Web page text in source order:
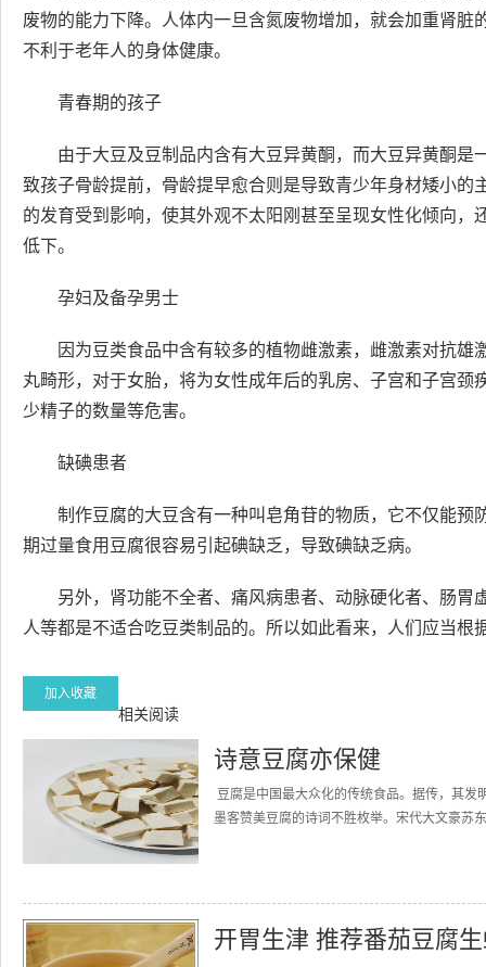
废物的能力下降。人体内一旦含氮废物增加，就会加重肾
不利于老年人的身体健康。
青春期的孩子
由于大豆及豆制品内含有大豆异黄酮，而大豆异黄酮
致孩子骨龄提前，骨龄提早愈合则是导致青少年身材矮小
的发育受到影响，使其外观不太阳刚甚至呈现女性化倾向
低下。
孕妇及备孕男士
因为豆类食品中含有较多的植物雌激素，雌激素对抗
丸畸形，对于女胎，将为女性成年后的乳房、子宫和子宫
少精子的数量等危害。
缺碘患者
制作豆腐的大豆含有一种叫皂角苷的物质，它不仅能
期过量食用豆腐很容易引起碘缺乏，导致碘缺乏病。
另外，肾功能不全者、痛风病患者、动脉硬化者、肠
人等都是不适合吃豆类制品的。所以如此看来，人们应当根
加入收藏
相关阅读
诗意豆腐亦保健
豆腐是中国最大众化的传统食品。据传，其
墨客赞美豆腐的诗词不胜枚举。宋代大文豪苏
开胃生津 推荐番茄豆腐